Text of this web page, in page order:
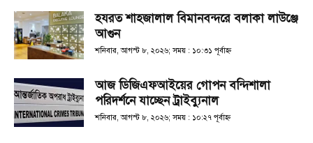
হযরত শাহজালাল বিমানবন্দরে বলাকা লাউঞ্জে
আগুন
শনিবার, আগস্ট ৮, ২০২৬; সময় : ১০:৩১ পূর্বাহ্ণ
আজ ডিজিএফআইয়ের গোপন বন্দিশালা
পরিদর্শনে যাচ্ছেন ট্রাইব্যুনাল
শনিবার, আগস্ট ৮, ২০২৬; সময় : ১০:২৭ পূর্বাহ্ণ